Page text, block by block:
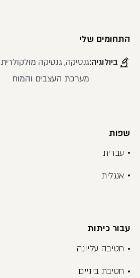
התחומים שלי
ביולוגיה:גנטיקה, גנטיקה
מערכת העצבים והמוח
שפות
עברית
אנגלית
עבור כיתות
חטיבה עליונה
חטיבת ביניים